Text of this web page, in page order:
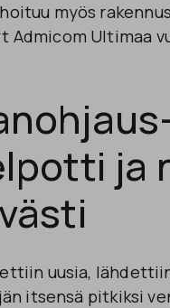
myös
Ultimaa
ja
uusia,
itsensä pitkiksi